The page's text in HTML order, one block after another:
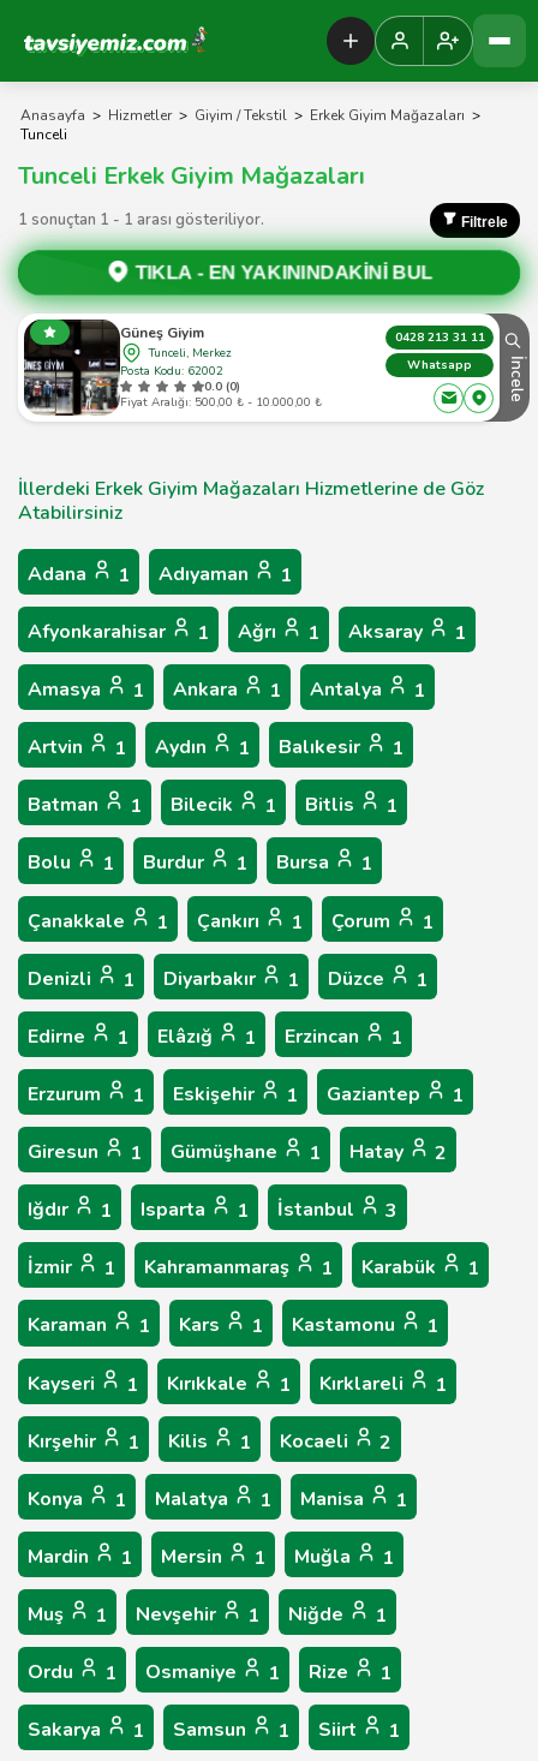
Tavsiyemiz Anasayfa
Anasayfa > Hizmetler > Giyim / Tekstil > Erkek Giyim Mağazaları >
Tunceli
Tunceli Erkek Giyim Mağazaları
1 sonuçtan 1 - 1 arası gösteriliyor. Filtrele
TIKLA - EN YAKININDAKİNİ BUL
Güneş Giyim
Tunceli, Merkez
Posta Kodu: 62002
0.0 (0)
Fiyat Aralığı: 500,00 ₺ - 10.000,00 ₺
0428 213 31 11
Whatsapp
İncele
İllerdeki Erkek Giyim Mağazaları Hizmetlerine de Göz
Atabilirsiniz
Adana 1 Adıyaman 1
Afyonkarahisar 1 Ağrı 1 Aksaray 1
Amasya 1 Ankara 1 Antalya 1
Artvin 1 Aydın 1 Balıkesir 1
Batman 1 Bilecik 1 Bitlis 1
Bolu 1 Burdur 1 Bursa 1
Çanakkale 1 Çankırı 1 Çorum 1
Denizli 1 Diyarbakır 1 Düzce 1
Edirne 1 Elâzığ 1 Erzincan 1
Erzurum 1 Eskişehir 1 Gaziantep 1
Giresun 1 Gümüşhane 1 Hatay 2
Iğdır 1 Isparta 1 İstanbul 3
İzmir 1 Kahramanmaraş 1 Karabük 1
Karaman 1 Kars 1 Kastamonu 1
Kayseri 1 Kırıkkale 1 Kırklareli 1
Kırşehir 1 Kilis 1 Kocaeli 2
Konya 1 Malatya 1 Manisa 1
Mardin 1 Mersin 1 Muğla 1
Muş 1 Nevşehir 1 Niğde 1
Ordu 1 Osmaniye 1 Rize 1
Sakarya 1 Samsun 1 Siirt 1